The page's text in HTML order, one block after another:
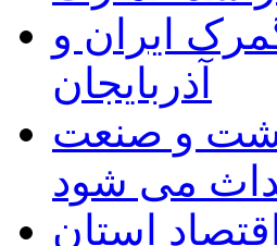
ایران و
آذربایجان
کشت و صنعت
می شود
استان